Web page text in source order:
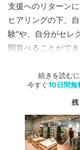
支援へのリターン
ヒアリングの下、
験"や、自分がセレ
間並べることがで
続きを読む
今すぐ10日間無